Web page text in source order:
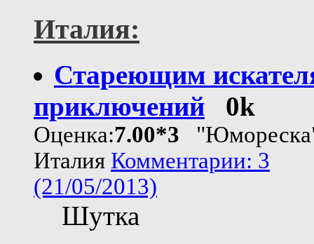
Италия:
Стареющим
приключений
0k
Оценка:7.00*3
Италия Комментарии: 3
(21/05/2013)
Шутка